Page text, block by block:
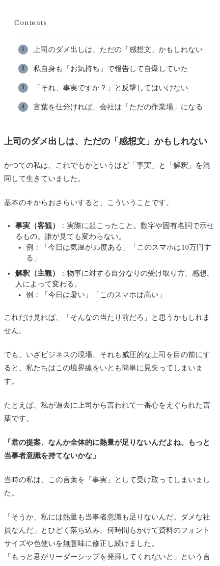
Contents
上司のダメ出しは、ただの「感想文」かもしれない
私自身も「お気持ち」で報告して自爆していた
「それ、事実ですか？」と反撃してはいけない
言葉を仕分ければ、会社は「ただの作業場」になる
上司のダメ出しは、ただの「感想文」かもしれない
かつての私は、これでもかというほど「事実」と「解釈」を混
同して生きていました。
基本のキからおさらいすると、こういうことです。
事実（客観）
：実際に起こったこと。数字や固有名詞で示せ
るもの。誰が見ても変わらない。
例：「今日は気温が35度ある」「このスマホは10万円す
る」
解釈（主観）
：物事に対する自分なりの受け取り方、感想。
人によって変わる。
例：「今日は暑い」「このスマホは高い」
これだけ見れば、「そんなの当たり前だろ」と思うかもしれま
せん。
でも、いざビジネスの現場、それも威圧的な上司を目の前にす
ると、私たちはこの境界線をいとも簡単に見失ってしまいま
す。
たとえば、私が過去に上司から言われて一番心をえぐられた言
葉です。
「君の提案、なんか全体的に熱量が足りないんだよね。もっと
当事者意識を持てないかな」
当時の私は、この言葉を「事実」として受け取ってしまいまし
た。
「そうか、私には熱量も当事者意識も足りないんだ。ダメな社
員なんだ」とひどく落ち込み、何時間もかけて資料のフォント
サイズや色使いを無意味に修正し続けました。
「もっと君がリーダーシップを発揮してくれないと」という言